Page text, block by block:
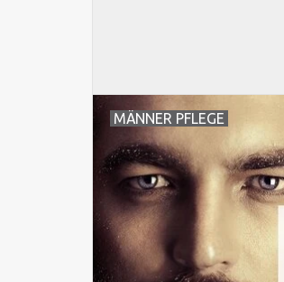
MÄNNER PFLEGE